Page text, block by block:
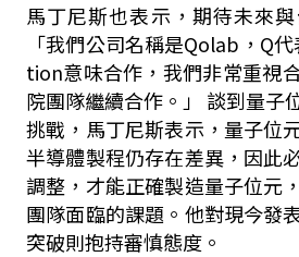
馬丁尼斯也表示，期待未來
「我們公司名稱是Qolab，Q
tion意味合作，我們非常重視
院團隊繼續合作。」 談到量子
挑戰，馬丁尼斯表示，量子位
半導體製程仍存在差異，因此
調整，才能正確製造量子位元
團隊面臨的課題。他對現今發
突破則抱持審慎態度。